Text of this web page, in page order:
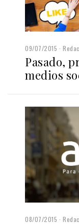
09/07/2015
Pasado,
medios
08/07/2015